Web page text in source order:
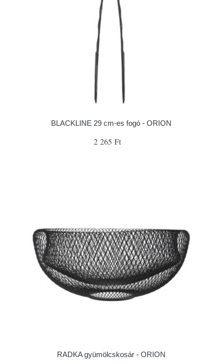
BLACKLINE 29 cm-es fogó - ORION
2 265 Ft
RADKA gyümölcskosár - ORION